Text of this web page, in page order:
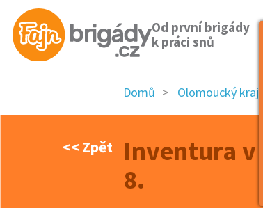
Od první brigády
k práci snů
Domů Olomoucký kraj
<< Zpět
Inventura v
8.